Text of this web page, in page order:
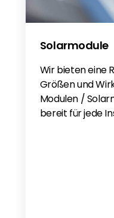
Solarmodule
Wir bieten eine
Größen und
Modulen /
bereit für jede